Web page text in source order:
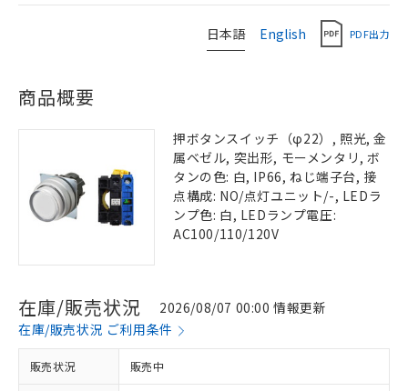
日本語 English PDF出力
商品概要
押ボタンスイッチ（φ22）, 照光, 金
属ベゼル, 突出形, モーメンタリ, ボ
タンの色: 白, IP66, ねじ端子台, 接
点構成: NO/点灯ユニット/-, LEDラ
ンプ色: 白, LEDランプ電圧:
AC100/110/120V
在庫/販売状況
2026/08/07 00:00 情報更新
在庫/販売状況 ご利用条件
販売状況 販売中